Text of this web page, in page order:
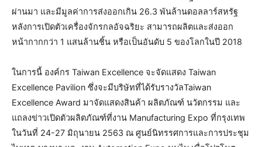
ผ่านมา และมีมูลค่าการส่งออกเกิน 26.3 พันล้านดอลลาร์สหรัฐ
หลังการเปิดตัวเครื่องจักรกลอัจฉริยะ สามารถผลิตและส่งออก
หน้ากากกว่า 1 แสนล้านชิ้น หรือเป็นอันดับ 5 ของโลกในปี 2018
ในการนี้ องค์กร Taiwan Excellence จะจัดแสดง Taiwan
Excellence Pavilion ซึ่งจะมีบริษัทที่ได้รับรางวัลTaiwan
Excellence Award มาจัดแสดงสินค้า ผลิตภัณฑ์ นวัตกรรม และ
แถลงข่าวเปิดตัวผลิตภัณฑ์ที่งาน Manufacturing Expo ที่กรุงเทพ
ในวันที่ 24-27 มิถุนายน 2563 ณ ศูนย์นิทรรศการและการประชุม